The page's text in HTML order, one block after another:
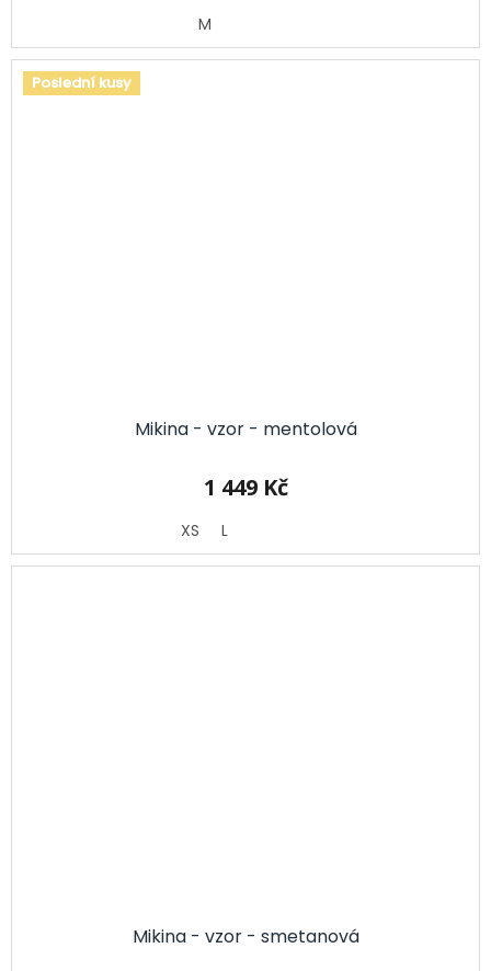
M
Poslední kusy
Mikina - vzor - mentolová
1 449 Kč
XS L
Mikina - vzor - smetanová